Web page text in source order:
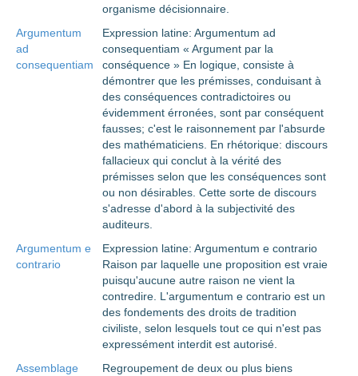
organisme décisionnaire.
Argumentum
ad
consequentiam
Expression latine: Argumentum ad
consequentiam « Argument par la
conséquence » En logique, consiste à
démontrer que les prémisses, conduisant à
des conséquences contradictoires ou
évidemment érronées, sont par conséquent
fausses; c'est le raisonnement par l'absurde
des mathématiciens. En rhétorique: discours
fallacieux qui conclut à la vérité des
prémisses selon que les conséquences sont
ou non désirables. Cette sorte de discours
s'adresse d'abord à la subjectivité des
auditeurs.
Argumentum e
contrario
Expression latine: Argumentum e contrario
Raison par laquelle une proposition est vraie
puisqu'aucune autre raison ne vient la
contredire. L'argumentum e contrario est un
des fondements des droits de tradition
civiliste, selon lesquels tout ce qui n'est pas
expressément interdit est autorisé.
Assemblage
Regroupement de deux ou plus biens